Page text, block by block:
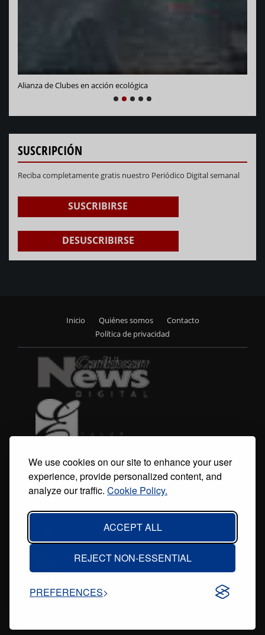
We use cookies on our site to enhance your user
experience, provide personalized content, and
analyze our traffic. Cookie Policy.
ACCEPT ALL
REJECT NON-ESSENTIAL
PREFERENCES
Alianza de Clubes en acción ecológica
PREVIOUS
SUSCRIPCIÓN
Reciba completamente gratis nuestro Periódico Digital semanal
SUSCRIBIRSE
DESUSCRIBIRSE
menu
Inicio Quiénes somos
Contacto
Política de privacidad